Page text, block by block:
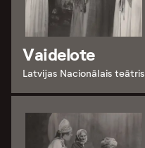
Vaidelote
Latvijas Nacionālais teātris